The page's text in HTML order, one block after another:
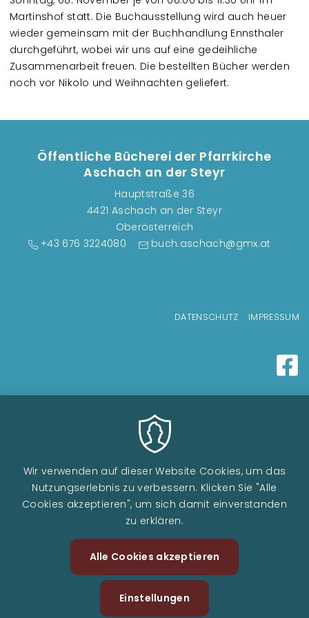
Martinshof statt. Die Buchausstellung wird auch heuer
wieder gemeinsam mit der Buchhandlung Ennsthaler
durchgeführt, wobei wir uns auf eine gedeihliche
Zusammenarbeit freuen. Die bestellten Bücher werden
noch vor Nikolo und Weihnachten geliefert.
Öffentliche Bücherei der Pfarrkirche
Aschach an der Steyr
Hauptstraße 36
4421 Aschach an der Steyr
Oberösterreich
+43 676 3224080
buch.aschach@gmx.at
DATENSCHUTZ IMPRESSUM
Wir verwenden auf dieser Website Cookies, um das
Nutzungserlebnis zu verbessern. Klicken Sie "Alle
Cookies akzeptieren", um sich damit einverstanden
zu erklären.
Alle Cookies akzeptieren
Einstellungen